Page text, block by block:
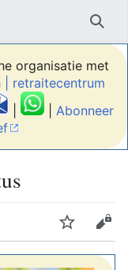
organisatie met
| retraitecentrum
| Abonneer
Volgen Bewerken